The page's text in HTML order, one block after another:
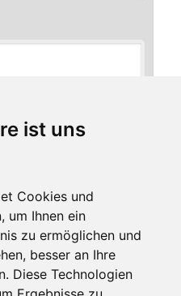
ist uns
Cookies und
um Ihnen ein
zu ermöglichen und
besser an Ihre
Diese Technologien